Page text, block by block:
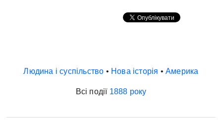
Розваги і дозвілля
Античні часи
Нова історія
Новітня історія
Людина і суспільство • Нова історія •Америка
Всі події 1888 року